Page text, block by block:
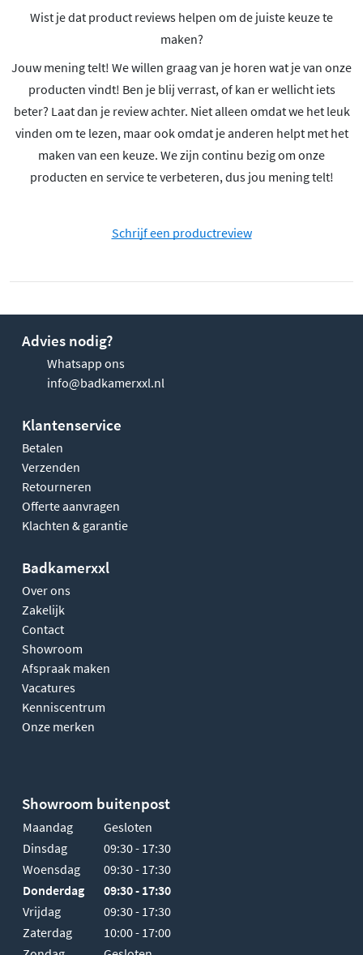
Wist je dat product reviews helpen om de juiste keuze te
maken?
Jouw mening telt! We willen graag van je horen wat je van onze
producten vindt! Ben je blij verrast, of kan er wellicht iets
beter? Laat dan je review achter. Niet alleen omdat we het leuk
vinden om te lezen, maar ook omdat je anderen helpt met het
maken van een keuze. We zijn continu bezig om onze
producten en service te verbeteren, dus jou mening telt!
Schrijf een productreview
Advies nodig?
Whatsapp ons
info@badkamerxxl.nl
Klantenservice
Betalen
Verzenden
Retourneren
Offerte aanvragen
Klachten & garantie
Badkamerxxl
Over ons
Zakelijk
Contact
Showroom
Afspraak maken
Vacatures
Kenniscentrum
Onze merken
Showroom buitenpost
Maandag
Gesloten
Dinsdag
09:30 - 17:30
Woensdag
09:30 - 17:30
Donderdag
09:30 - 17:30
Vrijdag
09:30 - 17:30
Zaterdag
10:00 - 17:00